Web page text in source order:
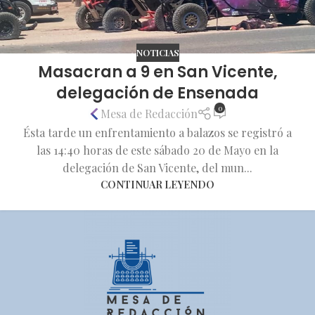
NOTICIAS
Masacran a 9 en San Vicente,
delegación de Ensenada
Mesa de Redacción 0
Ésta tarde un enfrentamiento a balazos se registró a
las 14:40 horas de este sábado 20 de Mayo en la
delegación de San Vicente, del mun...
CONTINUAR LEYENDO